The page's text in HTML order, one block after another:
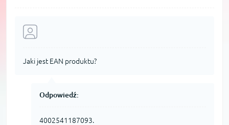
Jaki jest EAN produktu?
Odpowiedź:
4002541187093.